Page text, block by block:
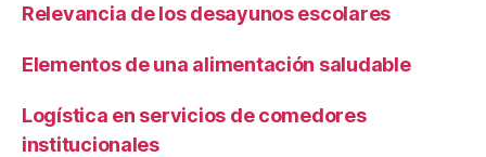
Relevancia de los desayunos escolares
Elementos de una alimentación saludable
Logística en servicios de comedores
institucionales